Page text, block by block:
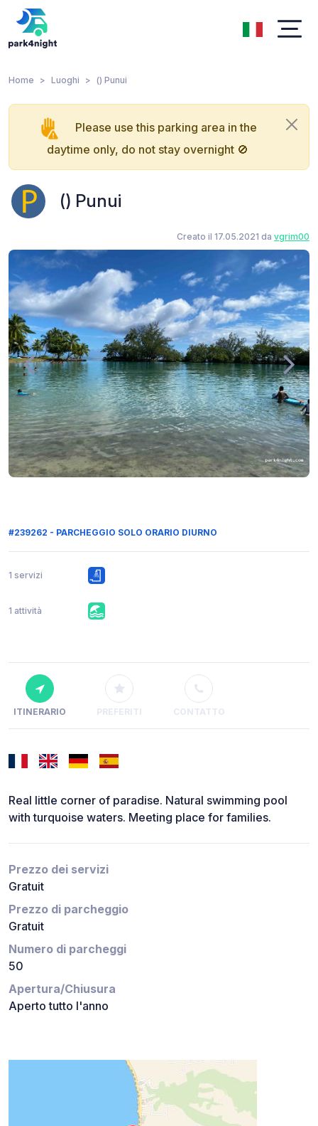
Home Luoghi () Punui
Please use this parking area in the
daytime only, do not stay overnight 🚫
() Punui
Creato il 17.05.2021 da vgrim00
#239262 - PARCHEGGIO SOLO ORARIO DIURNO
1 servizi
1 attività
ITINERARIO PREFERITI CONTATTO
Real little corner of paradise. Natural swimming pool
with turquoise waters. Meeting place for families.
Prezzo dei servizi
Gratuit
Prezzo di parcheggio
Gratuit
Numero di parcheggi
50
Apertura/Chiusura
Aperto tutto l'anno